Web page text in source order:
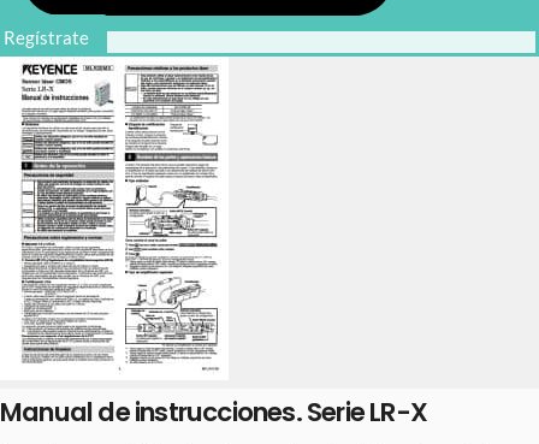
Regístrate
Manual de instrucciones. Serie LR-X